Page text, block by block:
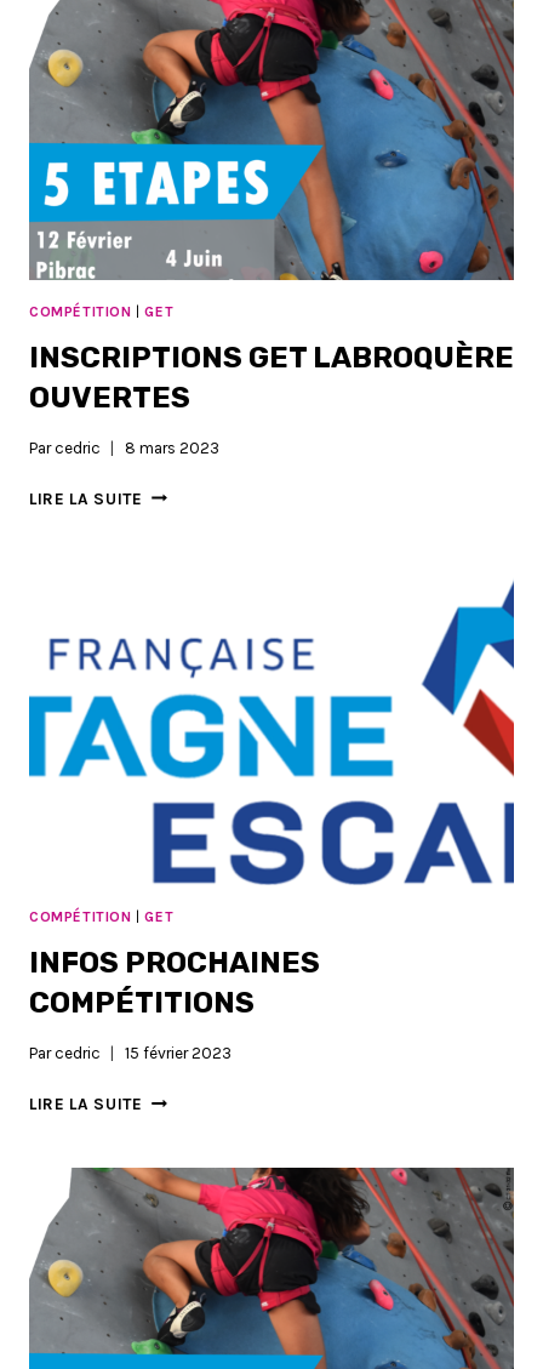
COMPÉTITION |GET
INSCRIPTIONS GET LABROQUÈRE
OUVERTES
Par cedric 8 mars 2023
LIRE LA SUITE INSCRIPTIONS
COMPÉTITION |GET
INFOS PROCHAINES
COMPÉTITIONS
Par cedric 15 février 2023
LIRE LA SUITE INFOS